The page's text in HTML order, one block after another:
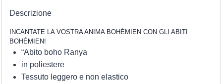
Descrizione
INCANTATE LA VOSTRA ANIMA BOHÉMIEN CON GLI ABITI
BOHÉMIEN!
“Abito boho Ranya
in poliestere
Tessuto leggero e non elastico